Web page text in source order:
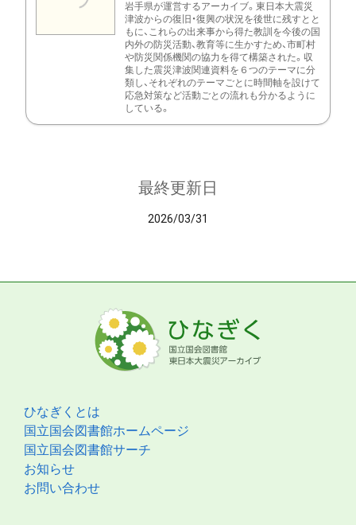
岩手県が運営するアーカイブ。東日本大震災
津波からの復旧・復興の状況を後世に残すとと
もに、これらの出来事から得た教訓を今後の国
内外の防災活動、教育等に生かすため、市町村
や防災関係機関の協力を得て構築された。収
集した震災津波関連資料を６つのテーマに分
類し、それぞれのテーマごとに時間軸を設けて
応急対策など活動ごとの流れも分かるように
している。
最終更新日
2026/03/31
ひなぎくとは
国立国会図書館ホームページ
国立国会図書館サーチ
お知らせ
お問い合わせ